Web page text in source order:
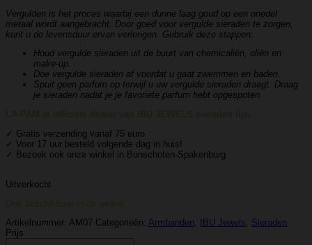
Vergulden is het proces waarbij een dunne laag goud op een onedel
metaal wordt aangebracht. Door goed voor vergulde sieraden te zorgen,
kunt u de levensduur ervan verlengen. Gebruik deze stappen;
Houd vergulde sieraden uit de buurt van chemicaliën, oliën en
make-up.
Doe vergulde sieraden af ​​voordat u gaat zwemmen en baden.
Spuit geen parfum op terwijl u uw vergulde sieraden draagt. Draag
je sieraden nadat je je favoriete parfum hebt opgespoten.
✓ Gratis verzending vanaf 75 euro
✓ Voor 17 uur besteld volgende dag in huis!
✓ Bezoek ook onze winkel in Bunschoten-Spakenburg
Uitverkocht
Artikelnummer: AM07 Categorieën: Armbanden, IBU Jewels, Sieraden
Prijs